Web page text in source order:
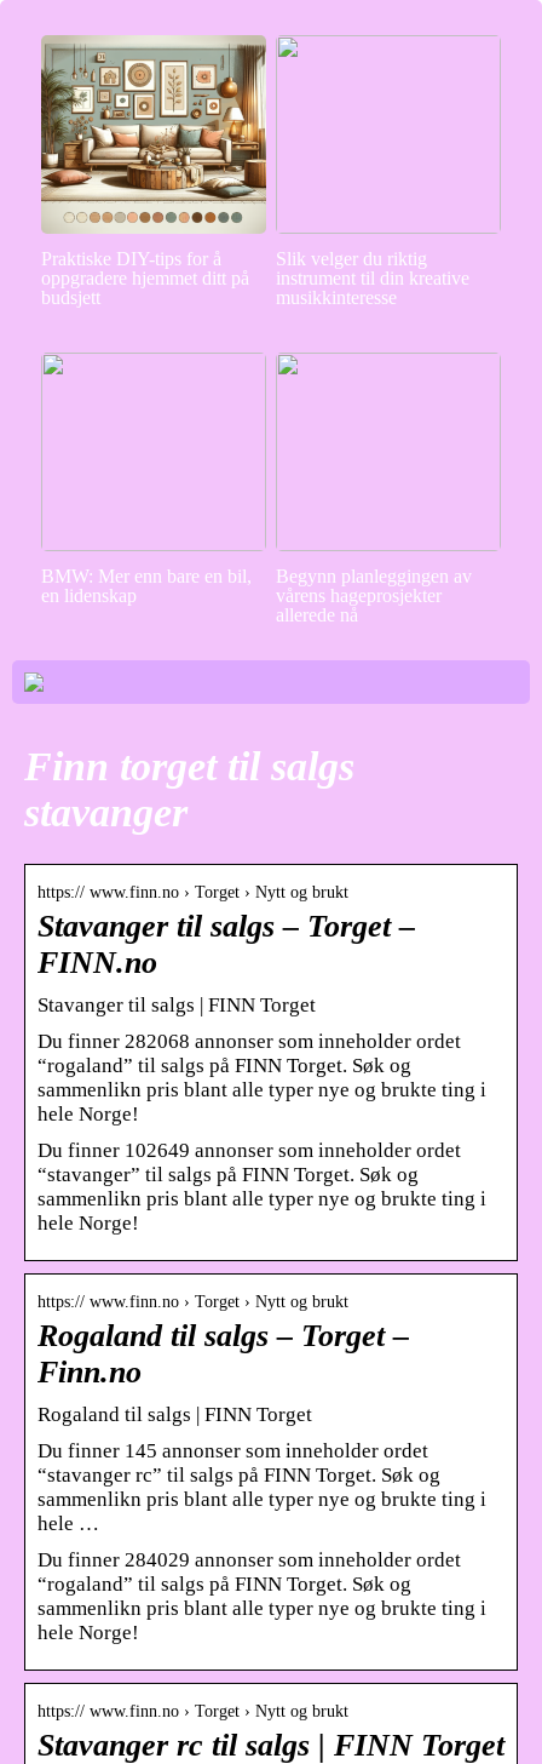
Praktiske DIY-tips for å
oppgradere hjemmet ditt på
budsjett
Slik velger du riktig
instrument til din kreative
musikkinteresse
BMW: Mer enn bare en bil,
en lidenskap
Begynn planleggingen av
vårens hageprosjekter
allerede nå
Finn torget til salgs
stavanger
https:// www.finn.no › Torget › Nytt og brukt
Stavanger til salgs – Torget –
FINN.no
Stavanger til salgs | FINN Torget
Du finner 282068 annonser som inneholder ordet
“rogaland” til salgs på FINN Torget. Søk og
sammenlikn pris blant alle typer nye og brukte ting i
hele Norge!
Du finner 102649 annonser som inneholder ordet
“stavanger” til salgs på FINN Torget. Søk og
sammenlikn pris blant alle typer nye og brukte ting i
hele Norge!
https:// www.finn.no › Torget › Nytt og brukt
Rogaland til salgs – Torget –
Finn.no
Rogaland til salgs | FINN Torget
Du finner 145 annonser som inneholder ordet
“stavanger rc” til salgs på FINN Torget. Søk og
sammenlikn pris blant alle typer nye og brukte ting i
hele …
Du finner 284029 annonser som inneholder ordet
“rogaland” til salgs på FINN Torget. Søk og
sammenlikn pris blant alle typer nye og brukte ting i
hele Norge!
https:// www.finn.no › Torget › Nytt og brukt
Stavanger rc til salgs | FINN Torget